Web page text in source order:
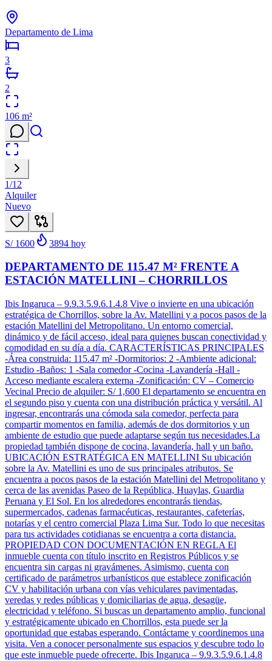
Departamento de Lima
3
2
106 m²
1/12
Alquiler
Nuevo
S/ 1600 3894 hoy
DEPARTAMENTO DE 115.47 M² FRENTE A
ESTACIÓN MATELLINI – CHORRILLOS
Ibis Ingaruca – 9.9.3.5.9.6.1.4.8 Vive o invierte en una ubicación
estratégica de Chorrillos, sobre la Av. Matellini y a pocos pasos de la
estación Matellini del Metropolitano. Un entorno comercial,
dinámico y de fácil acceso, ideal para quienes buscan conectividad y
comodidad en su día a día. CARACTERÍSTICAS PRINCIPALES
-Área construida: 115.47 m² -Dormitorios: 2 -Ambiente adicional:
Estudio -Baños: 1 -Sala comedor -Cocina -Lavandería -Hall -
Acceso mediante escalera externa -Zonificación: CV – Comercio
Vecinal Precio de alquiler: S/ 1,600 El departamento se encuentra en
el segundo piso y cuenta con una distribución práctica y versátil. Al
ingresar, encontrarás una cómoda sala comedor, perfecta para
compartir momentos en familia, además de dos dormitorios y un
ambiente de estudio que puede adaptarse según tus necesidades.La
propiedad también dispone de cocina, lavandería, hall y un baño.
UBICACIÓN ESTRATÉGICA EN MATELLINI Su ubicación
sobre la Av. Matellini es uno de sus principales atributos. Se
encuentra a pocos pasos de la estación Matellini del Metropolitano y
cerca de las avenidas Paseo de la República, Huaylas, Guardia
Peruana y El Sol. En los alrededores encontrarás tiendas,
supermercados, cadenas farmacéuticas, restaurantes, cafeterías,
notarías y el centro comercial Plaza Lima Sur. Todo lo que necesitas
para tus actividades cotidianas se encuentra a corta distancia.
PROPIEDAD CON DOCUMENTACIÓN EN REGLA El
inmueble cuenta con título inscrito en Registros Públicos y se
encuentra sin cargas ni gravámenes. Asimismo, cuenta con
certificado de parámetros urbanísticos que establece zonificación
CV y habilitación urbana con vías vehiculares pavimentadas,
veredas y redes públicas y domiciliarias de agua, desagüe,
electricidad y teléfono. Si buscas un departamento amplio, funcional
y estratégicamente ubicado en Chorrillos, esta puede ser la
oportunidad que estabas esperando. Contáctame y coordinemos una
visita. Ven a conocer personalmente sus espacios y descubre todo lo
que este inmueble puede ofrecerte. Ibis Ingaruca – 9.9.3.5.9.6.1.4.8